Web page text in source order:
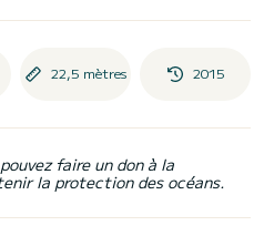
22,5 mètres 2015
faire un don à la
la protection des océans.